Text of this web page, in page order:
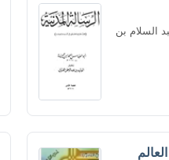
السلام بن